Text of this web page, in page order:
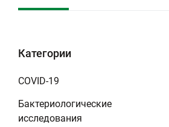
Категории
COVID-19
Бактериологические
исследования